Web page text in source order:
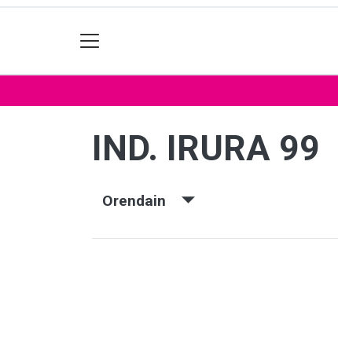
IND. IRURA 99
Orendain